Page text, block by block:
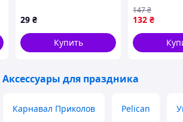
КликМаркет
29 ₴
Купить
упаковке 20
132 ₴
147₴
Аксессуары для праздника
Карнавал Приколов Pelican